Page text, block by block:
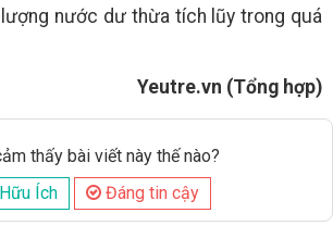
nước dư thừa tích lũy trong quá
Yeutre.vn (Tổng hợp)
thấy bài viết này thế nào?
Hữu Ích
Đáng tin cậy